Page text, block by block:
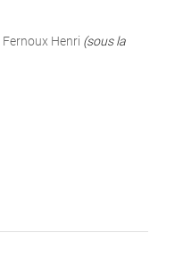
Fernoux Henri (sous la